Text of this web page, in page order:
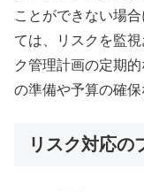
ことができない場
ては、リスクを監
ク管理計画の定期
の準備や予算の確保
リスク対応の